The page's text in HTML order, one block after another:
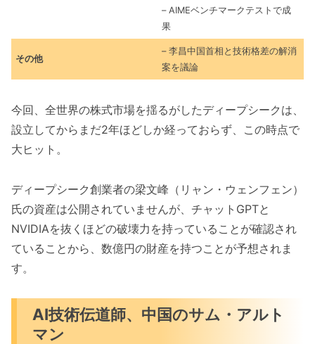
– AIMEベンチマークテストで成
果
その他
– 李昌中国首相と技術格差の解消
案を議論
今回、全世界の株式市場を揺るがしたディープシークは、
設立してからまだ2年ほどしか経っておらず、この時点で
大ヒット。
ディープシーク創業者の梁文峰（リャン・ウェンフェン）
氏の資産は公開されていませんが、チャットGPTと
NVIDIAを抜くほどの破壊力を持っていることが確認され
ていることから、数億円の財産を持つことが予想されま
す。
AI技術伝道師、中国のサム・アルト
マン